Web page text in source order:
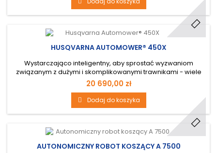
HUSQVARNA AUTOMOWER® 450X
Wystarczająco inteligentny, aby sprostać wyzwaniom
związanym z dużymi i skomplikowanymi trawnikami - wiele
wąskich przejść, przeszkód, trudnych terenów i zboczy do
45%.
20 690,00 zł
Dodaj do koszyka
AUTONOMICZNY ROBOT KOSZĄCY A 7500